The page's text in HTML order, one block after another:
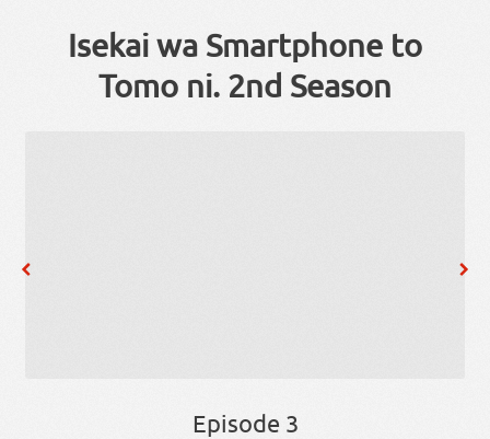
Isekai wa Smartphone to
Tomo ni. 2nd Season
Episode 3